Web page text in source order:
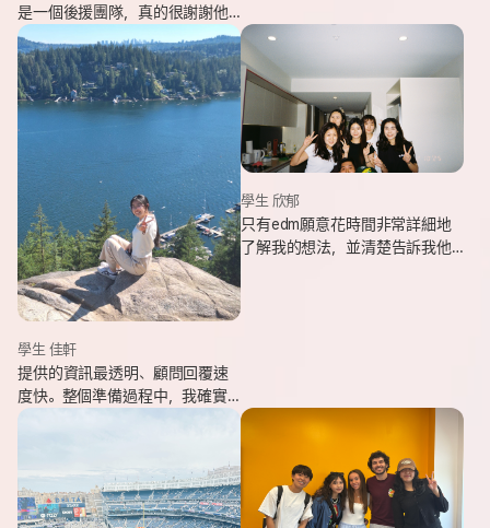
是一個後援團隊，真的很謝謝他
們的幫忙，讓我能安心出發，去
追逐我一直想完成的留遊學夢
想。
學生 佳軒
提供的資訊最透明、顧問回覆速
度快。整個準備過程中，我確實
也感受到edm的用心與專業。抵
學生 欣郁
只有edm願意花時間非常詳細地
了解我的想法，並清楚告訴我他